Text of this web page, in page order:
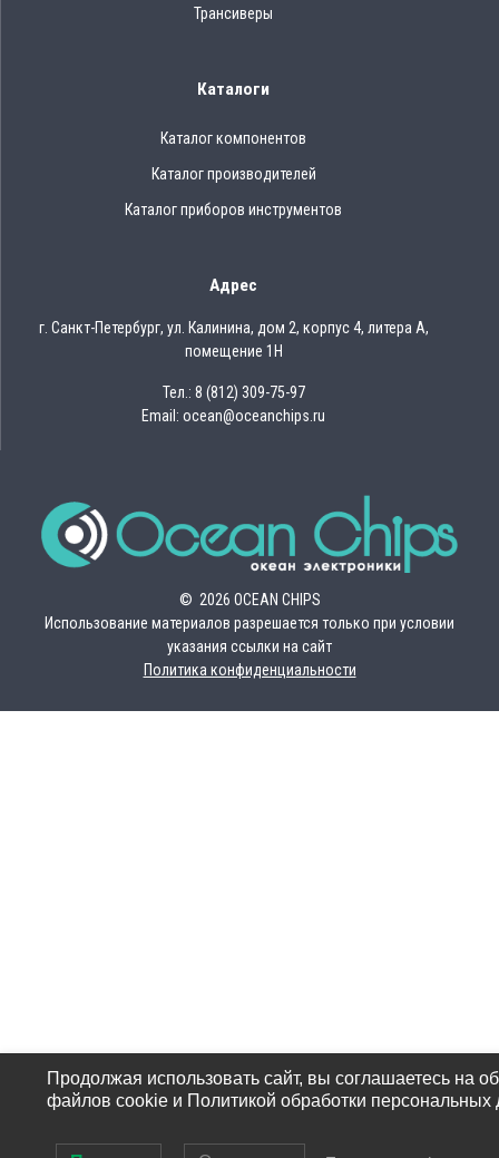
Трансиверы
Каталоги
Каталог компонентов
Каталог производителей
Каталог приборов инструментов
Адрес
г. Санкт-Петербург, ул. Калинина, дом 2, корпус 4, литера А,
помещение 1Н
Тел.: 8 (812) 309-75-97
Email: ocean@oceanchips.ru
© 2026 OCEAN CHIPS
Использование материалов разрешается только при условии
указания ссылки на сайт
Политика конфиденциальности
Продолжая использовать сайт, вы соглашаетесь на
файлов cookie и Политикой обработки персональных